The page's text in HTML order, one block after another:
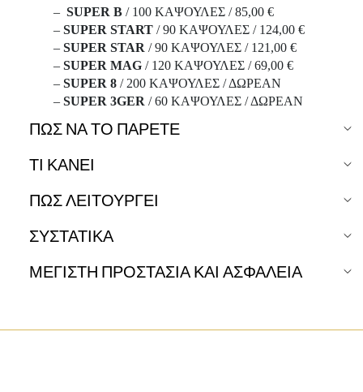
– SUPER B / 100 ΚΑΨΟΥΛΕΣ / 85,00 €
– SUPER START / 90 ΚΑΨΟΥΛΕΣ / 124,00 €
– SUPER STAR / 90 ΚΑΨΟΥΛΕΣ / 121,00 €
– SUPER MAG / 120 ΚΑΨΟΥΛΕΣ / 69,00 €
– SUPER 8 / 200 ΚΑΨΟΥΛΕΣ / ΔΩΡΕΑΝ
– SUPER 3GER / 60 ΚΑΨΟΥΛΕΣ / ΔΩΡΕΑΝ
ΠΏΣ ΝΑ ΤΟ ΠΆΡΕΤΕ
ΤΙ ΚΑΝΕΙ
ΠΩΣ ΛΕΙΤΟΥΡΓΕΙ
ΣΥΣΤΑΤΙΚΑ
ΜΕΓΙΣΤΗ ΠΡΟΣΤΑΣΙΑ ΚΑΙ ΑΣΦΑΛΕΙΑ